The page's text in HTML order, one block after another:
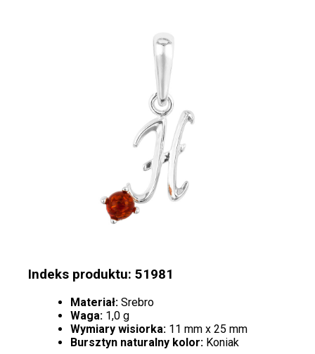
Indeks produktu: 51981
Materiał: Srebro
Waga: 1,0 g
Wymiary wisiorka: 11 mm x 25 mm
Bursztyn naturalny kolor: Koniak